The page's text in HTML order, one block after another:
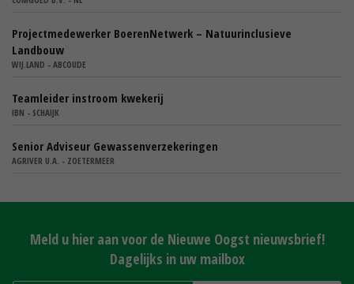
Projectmedewerker BoerenNetwerk – Natuurinclusieve
Landbouw
WIJ.LAND - ABCOUDE
Teamleider instroom kwekerij
IBN - SCHAIJK
Senior Adviseur Gewassenverzekeringen
AGRIVER U.A. - ZOETERMEER
Meld u hier aan voor de Nieuwe Oogst nieuwsbrief!
Dagelijks in uw mailbox